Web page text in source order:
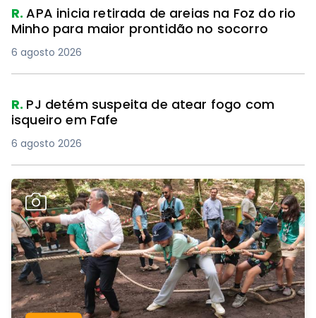
R.APA inicia retirada de areias na Foz do rio
Minho para maior prontidão no socorro
6 agosto 2026
R. PJ detém suspeita de atear fogo com
isqueiro em Fafe
6 agosto 2026